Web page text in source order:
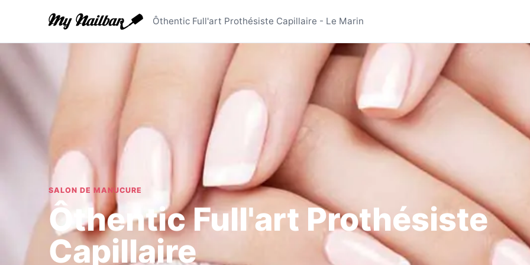
Ôthentic Full'art Prothésiste
Ôthentic Full'art Prothésiste Capillaire - Le Marin
SALON DE MANUCURE
Ôthentic Full'art Prothésiste
Capillaire